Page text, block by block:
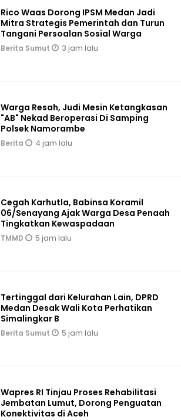
Rico Waas Dorong IPSM Medan Jadi
Mitra Strategis Pemerintah dan Turun
Tangani Persoalan Sosial Warga
Berita Sumut 3 jam lalu
Warga Resah, Judi Mesin Ketangkasan
"AB" Nekad Beroperasi Di Samping
Polsek Namorambe
Berita 4 jam lalu
Cegah Karhutla, Babinsa Koramil
06/Senayang Ajak Warga Desa Penaah
Tingkatkan Kewaspadaan
TMMD 5 jam lalu
Tertinggal dari Kelurahan Lain, DPRD
Medan Desak Wali Kota Perhatikan
Simalingkar B
Berita Sumut 5 jam lalu
Wapres RI Tinjau Proses Rehabilitasi
Jembatan Lumut, Dorong Penguatan
Konektivitas di Aceh